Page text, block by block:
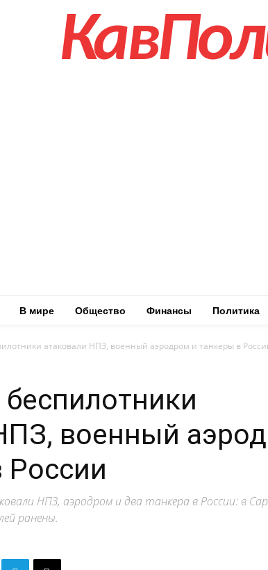
В мире Общество Финансы Политика
атаковали НПЗ, военный аэродром и танкеры в
военный
России
НПЗ, аэродром и два танкера в России: в
ранены.